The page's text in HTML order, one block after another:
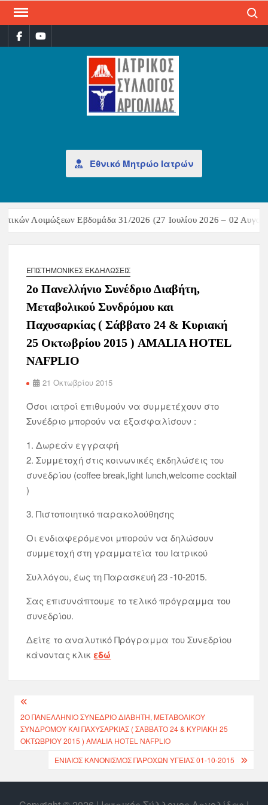
Εθνικό Μητρώο Ιατρών
Λοιμώξεων Εβδομάδα 31/2026 (27 Ιουλίου 2026 – 02
ΕΠΙΣΤΗΜΟΝΙΚΈΣ ΕΚΔΗΛΏΣΕΙΣ
2ο Πανελλήνιο Συνέδριο Διαβήτη,
Μεταβολικού Συνδρόμου και
Παχυσαρκίας ( Σάββατο 24 & Κυριακή
25 Οκτωβρίου 2015 ) AMALIA HOTEL
NAFPLIO
21 Οκτωβρίου 2015
Όσοι ιατροί επιθυμούν να συμμετέχουν στο
Συνέδριο μπορούν να εξασφαλίσουν :
1. Δωρεάν εγγραφή
2. Συμμετοχή στις κοινωνικές εκδηλώσεις του
συνεδρίου (coffee break,light lunch,welcome cocktail
)
3. Πιστοποιητικό παρακολούθησης
Οι ενδιαφερόμενοι μπορούν να δηλώσουν
συμμετοχή στη γραμματεία του Ιατρικού
Συλλόγου, έως τη Παρασκευή 23 -10-2015.
Σας επισυνάπτουμε το τελικό πρόγραμμα του
συνεδρίου.
Δείτε το αναλυτικό Πρόγραμμα του Συνεδρίου
κάνοντας κλικ εδώ
2Ο ΠΑΝΕΛΛΉΝΙΟ ΣΥΝΈΔΡΙΟ ΔΙΑΒΉΤΗ, ΜΕΤΑΒΟΛΙΚΟΎ
ΣΥΝΔΡΌΜΟΥ ΚΑΙ ΠΑΧΥΣΑΡΚΊΑΣ ( ΣΆΒΒΑΤΟ 24 & ΚΥΡΙΑΚΉ 25
ΟΚΤΩΒΡΊΟΥ 2015 ) AMALIA HOTEL NAFPLIO
ΕΝΙΑΙΟΣ ΚΑΝΟΝΙΣΜΟΣ ΠΑΡΟΧΩΝ ΥΓΕΙΑΣ 01-10-2015